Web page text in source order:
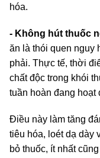
hóa.
- Không hút thuốc
ăn là thói quen nguy
phải. Thực tế, thời
chất độc trong khói
tuần hoàn đang hoạt
Điều này làm tăng
tiêu hóa, loét dạ dày
bỏ thuốc, ít nhất